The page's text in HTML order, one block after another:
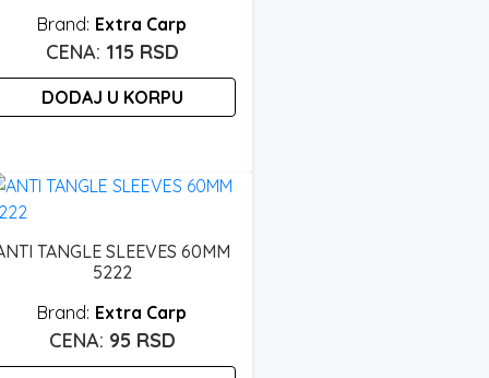
Extra Carp
115 RSD
DODAJ U KORPU
TANGLE SLEEVES 60MM
5222
Extra Carp
95 RSD